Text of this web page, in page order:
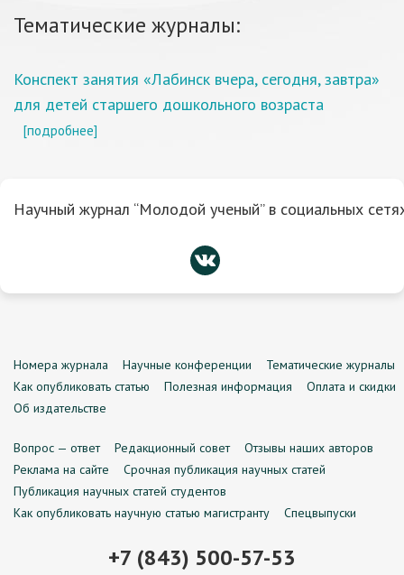
Тематические журналы:
Конспект занятия «Лабинск вчера, сегодня, завтра»
для детей старшего дошкольного возраста
[подробнее]
Научный журнал “Молодой ученый” в социальных
Номера журнала Научные конференции
Тематические журналы
Как опубликовать статью
Полезная информация
Оплата и скидки
Об издательстве
Вопрос — ответ Редакционный совет
Отзывы наших авторов
Реклама на сайте
Срочная публикация научных статей
Публикация научных статей студентов
Как опубликовать научную статью магистранту
Спецвыпуски
+7 (843) 500-57-53